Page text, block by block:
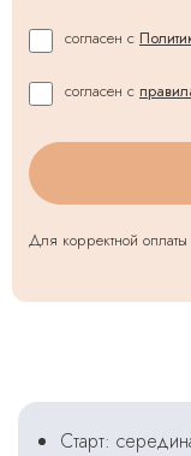
согласен с
согласен с
Для корректной оплаты
Старт: